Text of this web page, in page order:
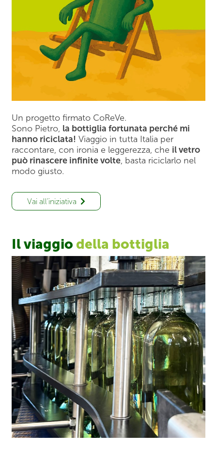
Un progetto firmato CoReVe.
Sono Pietro, la bottiglia fortunata perché mi
hanno riciclata! Viaggio in tutta Italia per
raccontare, con ironia e leggerezza, che il vetro
può rinascere infinite volte, basta riciclarlo nel
modo giusto.
Vai all’iniziativa
Il viaggio della bottiglia